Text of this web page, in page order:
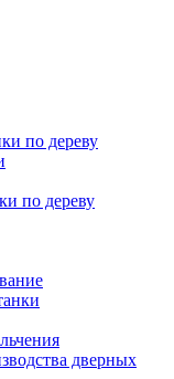
по дереву
по дереву
дверных